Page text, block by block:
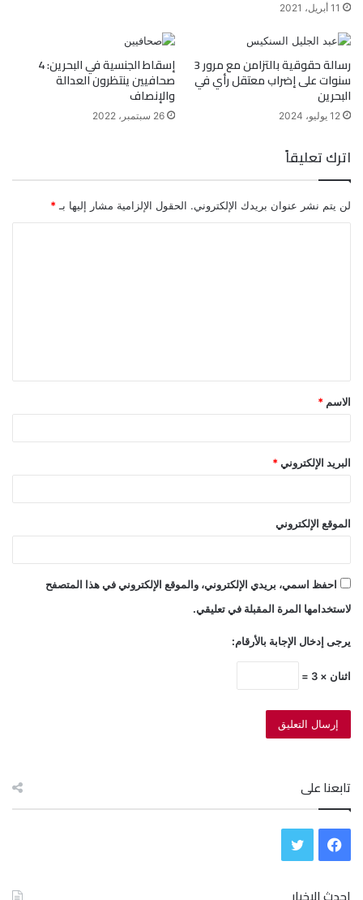
11 أبريل، 2021
رسالة حقوقية بالتزامن مع مرور 3
سنوات على إضراب معتقل رأي في
البحرين
12 يوليو، 2024
إسقاط الجنسية في البحرين: 4
صحافيين ينتظرون العدالة
والإنصاف
26 سبتمبر، 2022
اترك تعليقاً
لن يتم نشر عنوان بريدك الإلكتروني. الحقول الإلزامية مشار إليها بـ *
ق
*
الاسم *
البريد الإلكتروني *
الموقع الإلكتروني
احفظ اسمي، بريدي الإلكتروني، والموقع الإلكتروني في هذا المتصفح
لاستخدامها المرة المقبلة في تعليقي.
يرجى إدخال الإجابة بالأرقام:
اثنان × 3 =
تابعنا على